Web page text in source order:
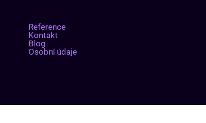
Reference
Kontakt
Blog
Osobní údaje